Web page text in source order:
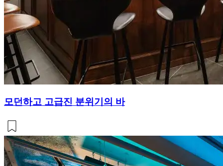
모던하고 고급진 분위기의 바